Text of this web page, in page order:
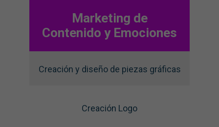
Marketing de
Contenido y Emociones
Creación y diseño de piezas gráficas
Creación Logo